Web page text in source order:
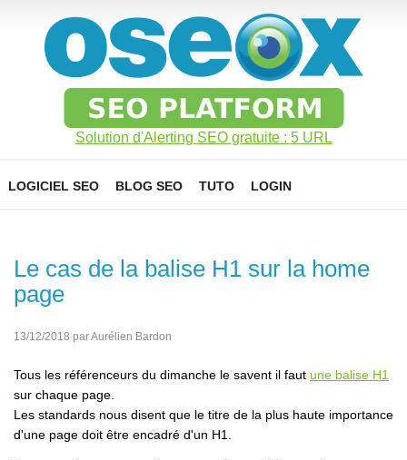
Solution d'Alerting SEO gratuite : 5 URL
LOGICIEL SEO BLOG SEO TUTO LOGIN
Le cas de la balise H1 sur la home
page
13/12/2018 par Aurélien Bardon
Tous les référenceurs du dimanche le savent il faut une balise H1
sur chaque page.
Les standards nous disent que le titre de la plus haute importance
d'une page doit être encadré d'un H1.